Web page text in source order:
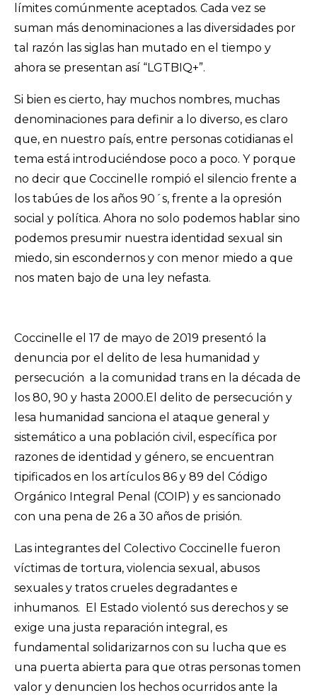
límites comúnmente aceptados. Cada vez se
suman más denominaciones a las diversidades por
tal razón las siglas han mutado en el tiempo y
ahora se presentan así “LGTBIQ+”.
Si bien es cierto, hay muchos nombres, muchas
denominaciones para definir a lo diverso, es claro
que, en nuestro país, entre personas cotidianas el
tema está introduciéndose poco a poco. Y porque
no decir que Coccinelle rompió el silencio frente a
los tabúes de los años 90´s, frente a la opresión
social y política. Ahora no solo podemos hablar sino
podemos presumir nuestra identidad sexual sin
miedo, sin escondernos y con menor miedo a que
nos maten bajo de una ley nefasta.
Coccinelle el 17 de mayo de 2019 presentó la
denuncia por el delito de lesa humanidad y
persecución a la comunidad trans en la década de
los 80, 90 y hasta 2000.El delito de persecución y
lesa humanidad sanciona el ataque general y
sistemático a una población civil, específica por
razones de identidad y género, se encuentran
tipificados en los artículos 86 y 89 del Código
Orgánico Integral Penal (COIP) y es sancionado
con una pena de 26 a 30 años de prisión.
Las integrantes del Colectivo Coccinelle fueron
víctimas de tortura, violencia sexual, abusos
sexuales y tratos crueles degradantes e
inhumanos. El Estado violentó sus derechos y se
exige una justa reparación integral, es
fundamental solidarizarnos con su lucha que es
una puerta abierta para que otras personas tomen
valor y denuncien los hechos ocurridos ante la